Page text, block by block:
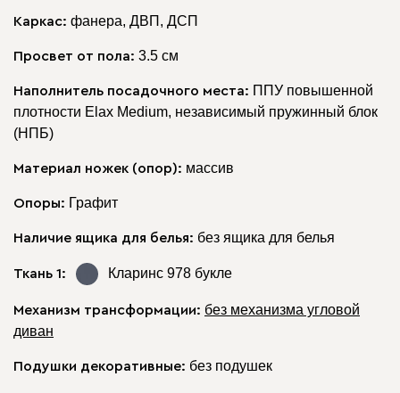
Каркас: фанера, ДВП, ДСП
Просвет от пола: 3.5 см
Наполнитель посадочного места: ППУ повышенной
плотности Elax Medium, независимый пружинный блок
(НПБ)
Материал ножек (опор): массив
Опоры: Графит
Наличие ящика для белья: без ящика для белья
Ткань 1: Кларинс 978 букле
Механизм трансформации: без механизма угловой
диван
Подушки декоративные: без подушек